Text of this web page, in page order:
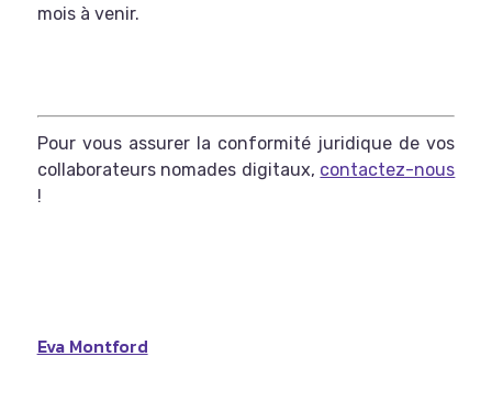
mois à venir.
Pour vous assurer la conformité juridique de vos
collaborateurs nomades digitaux, contactez-nous
!
Eva Montford